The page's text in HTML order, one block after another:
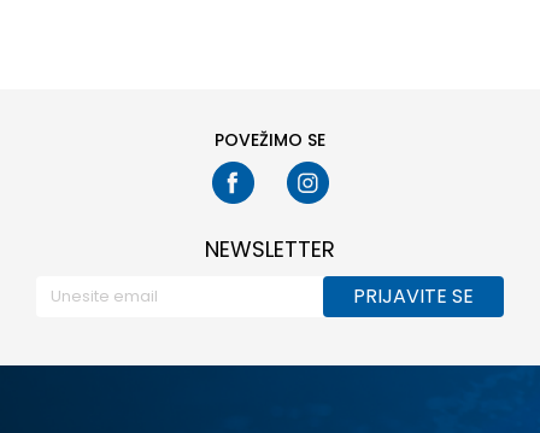
POVEŽIMO SE
NEWSLETTER
PRIJAVITE SE